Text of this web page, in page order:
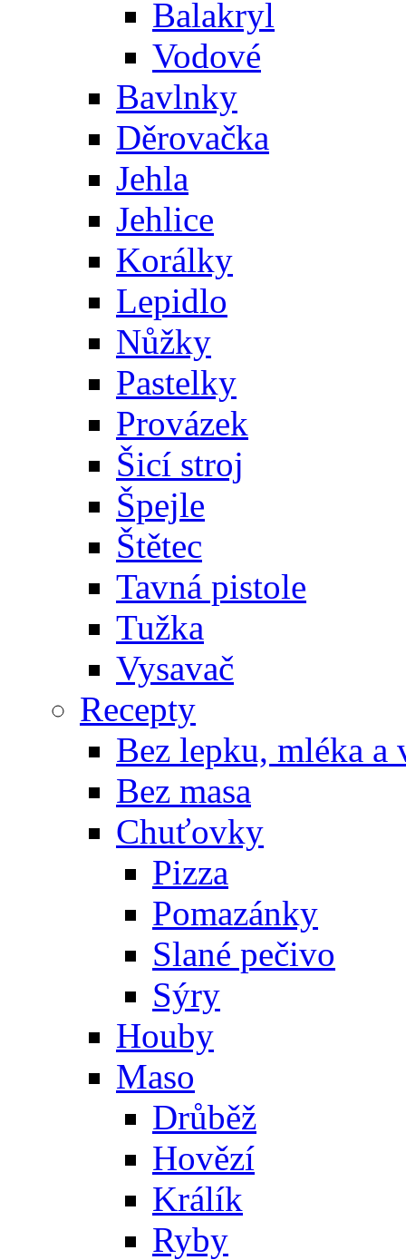
Balakryl
Vodové
Bavlnky
Děrovačka
Jehla
Jehlice
Korálky
Lepidlo
Nůžky
Pastelky
Provázek
Šicí stroj
Špejle
Štětec
Tavná pistole
Tužka
Vysavač
Recepty
Bez lepku, mléka a
Bez masa
Chuťovky
Pizza
Pomazánky
Slané pečivo
Sýry
Houby
Maso
Drůběž
Hovězí
Králík
Ryby